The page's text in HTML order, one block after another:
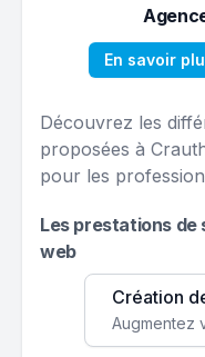
En savoir
Découvrez les
proposées à
pour les
Les prestations
web
Création